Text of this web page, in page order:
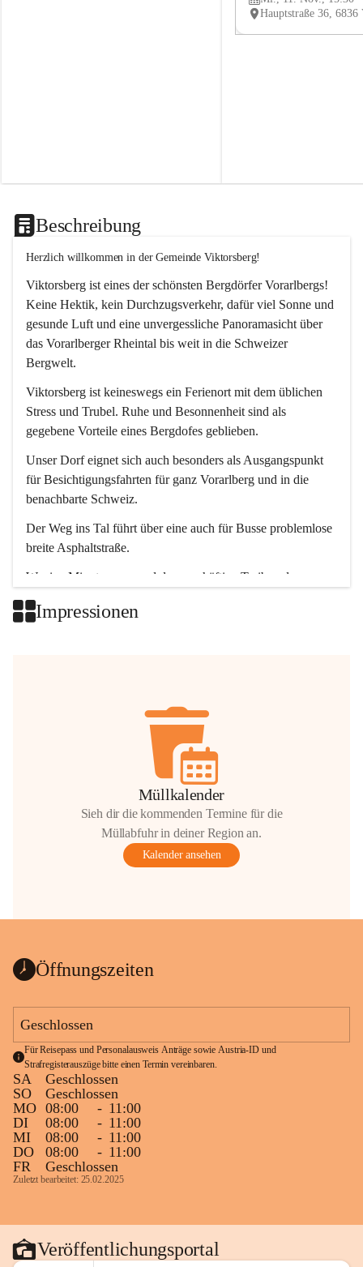
Beschreibung
Herzlich willkommen in der Gemeinde Viktorsberg!
Viktorsberg ist eines der schönsten Bergdörfer Vorarlbergs!
Keine Hektik, kein Durchzugsverkehr, dafür viel Sonne und
gesunde Luft und eine unvergessliche Panoramasicht über
das Vorarlberger Rheintal bis weit in die Schweizer
Bergwelt.
Viktorsberg ist keineswegs ein Ferienort mit dem üblichen
Stress und Trubel. Ruhe und Besonnenheit sind als
gegebene Vorteile eines Bergdofes geblieben.
Unser Dorf eignet sich auch besonders als Ausgangspunkt
für Besichtigungsfahrten für ganz Vorarlberg und in die
benachbarte Schweiz.
Der Weg ins Tal führt über eine auch für Busse problemlose
breite Asphaltstraße.
Wenige Minuten nur, und das geschäftige Treiben der
Impressionen
Müllkalender
Sieh dir die kommenden Termine für die
Müllabfuhr in deiner Region an.
Kalender ansehen
Öffnungszeiten
Geschlossen
Für Reisepass und Personalausweis Anträge sowie Austria-ID und
Strafregisterauszüge bitte einen Termin vereinbaren.
SA
Geschlossen
SO
Geschlossen
MO 08:00 - 11:00
DI
08:00 - 11:00
MI
08:00 - 11:00
DO
08:00 - 11:00
FR
Geschlossen
Zuletzt bearbeitet: 25.02.2025
Veröffentlichungsportal